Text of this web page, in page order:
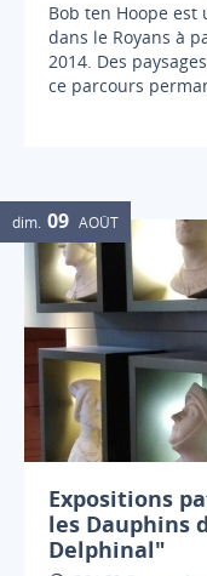
Bob ten Hoope
dans le Royans à
2014. Des
ce parcours
dim. 09 AOÛT
Expositions
les Dauphins
Delphinal"